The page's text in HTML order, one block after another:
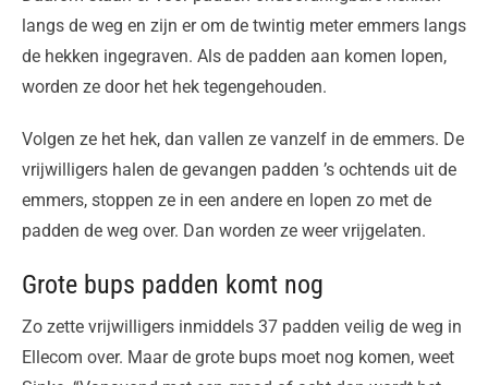
langs de weg en zijn er om de twintig meter emmers langs
de hekken ingegraven. Als de padden aan komen lopen,
worden ze door het hek tegengehouden.
Volgen ze het hek, dan vallen ze vanzelf in de emmers. De
vrijwilligers halen de gevangen padden ’s ochtends uit de
emmers, stoppen ze in een andere en lopen zo met de
padden de weg over. Dan worden ze weer vrijgelaten.
Grote bups padden komt nog
Zo zette vrijwilligers inmiddels 37 padden veilig de weg in
Ellecom over. Maar de grote bups moet nog komen, weet